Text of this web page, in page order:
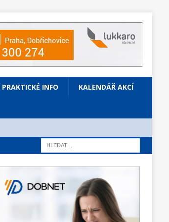
PRAKTICKÉ INFO KALENDÁŘ AKCÍ